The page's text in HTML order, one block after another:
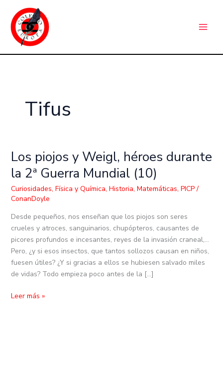
contenido
Tifus
Los piojos y Weigl, héroes durante
la 2ª Guerra Mundial (10)
Curiosidades, Física y Química, Historia, Matemáticas, PICP/
ConanDoyle
Desde pequeños, nos enseñan que los piojos son seres
crueles y atroces, sanguinarios, chupópteros, causantes de
picores profundos e incesantes, reyes de la invasión craneal,…
Pero, ¿y si esos insectos, que tantos sollozos causan en niños,
fuesen útiles? ¿Y si gracias a ellos se hubiesen salvado miles
de vidas? Todo empieza poco antes de la […]
Los
y
Weigl,
héroes
Guerra
Mundial
Leer más »
a
t